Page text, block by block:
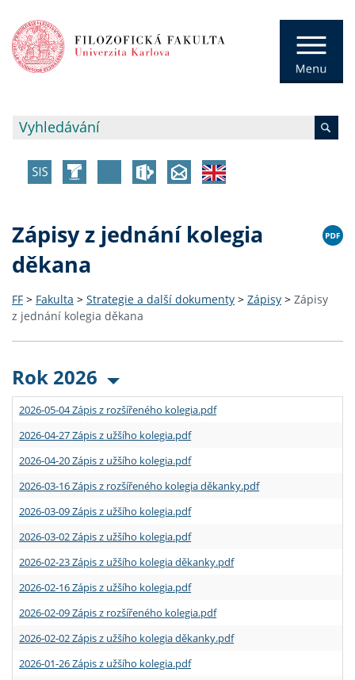
Zápisy z jednání kolegia
děkana
FF > Fakulta > Strategie a další dokumenty > Zápisy > Zápisy
z jednání kolegia děkana
Rok 2026
2026-05-04 Zápis z rozšířeného kolegia.pdf
2026-04-27 Zápis z užšího kolegia.pdf
2026-04-20 Zápis z užšího kolegia.pdf
2026-03-16 Zápis z rozšířeného kolegia děkanky.pdf
2026-03-09 Zápis z užšího kolegia.pdf
2026-03-02 Zápis z užšího kolegia.pdf
2026-02-23 Zápis z užšího kolegia děkanky.pdf
2026-02-16 Zápis z užšího kolegia.pdf
2026-02-09 Zápis z rozšířeného kolegia.pdf
2026-02-02 Zápis z užšího kolegia děkanky.pdf
2026-01-26 Zápis z užšího kolegia.pdf